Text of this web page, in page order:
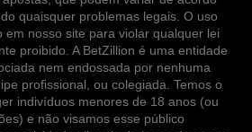
quaisquer problemas legais. O uso
em nosso site para violar qualquer lei
proibido. A BetZillion é uma entidade
nem endossada por nenhuma
profissional, ou colegiada. Temos o
indivíduos menores de 18 anos (ou
e não visamos esse público